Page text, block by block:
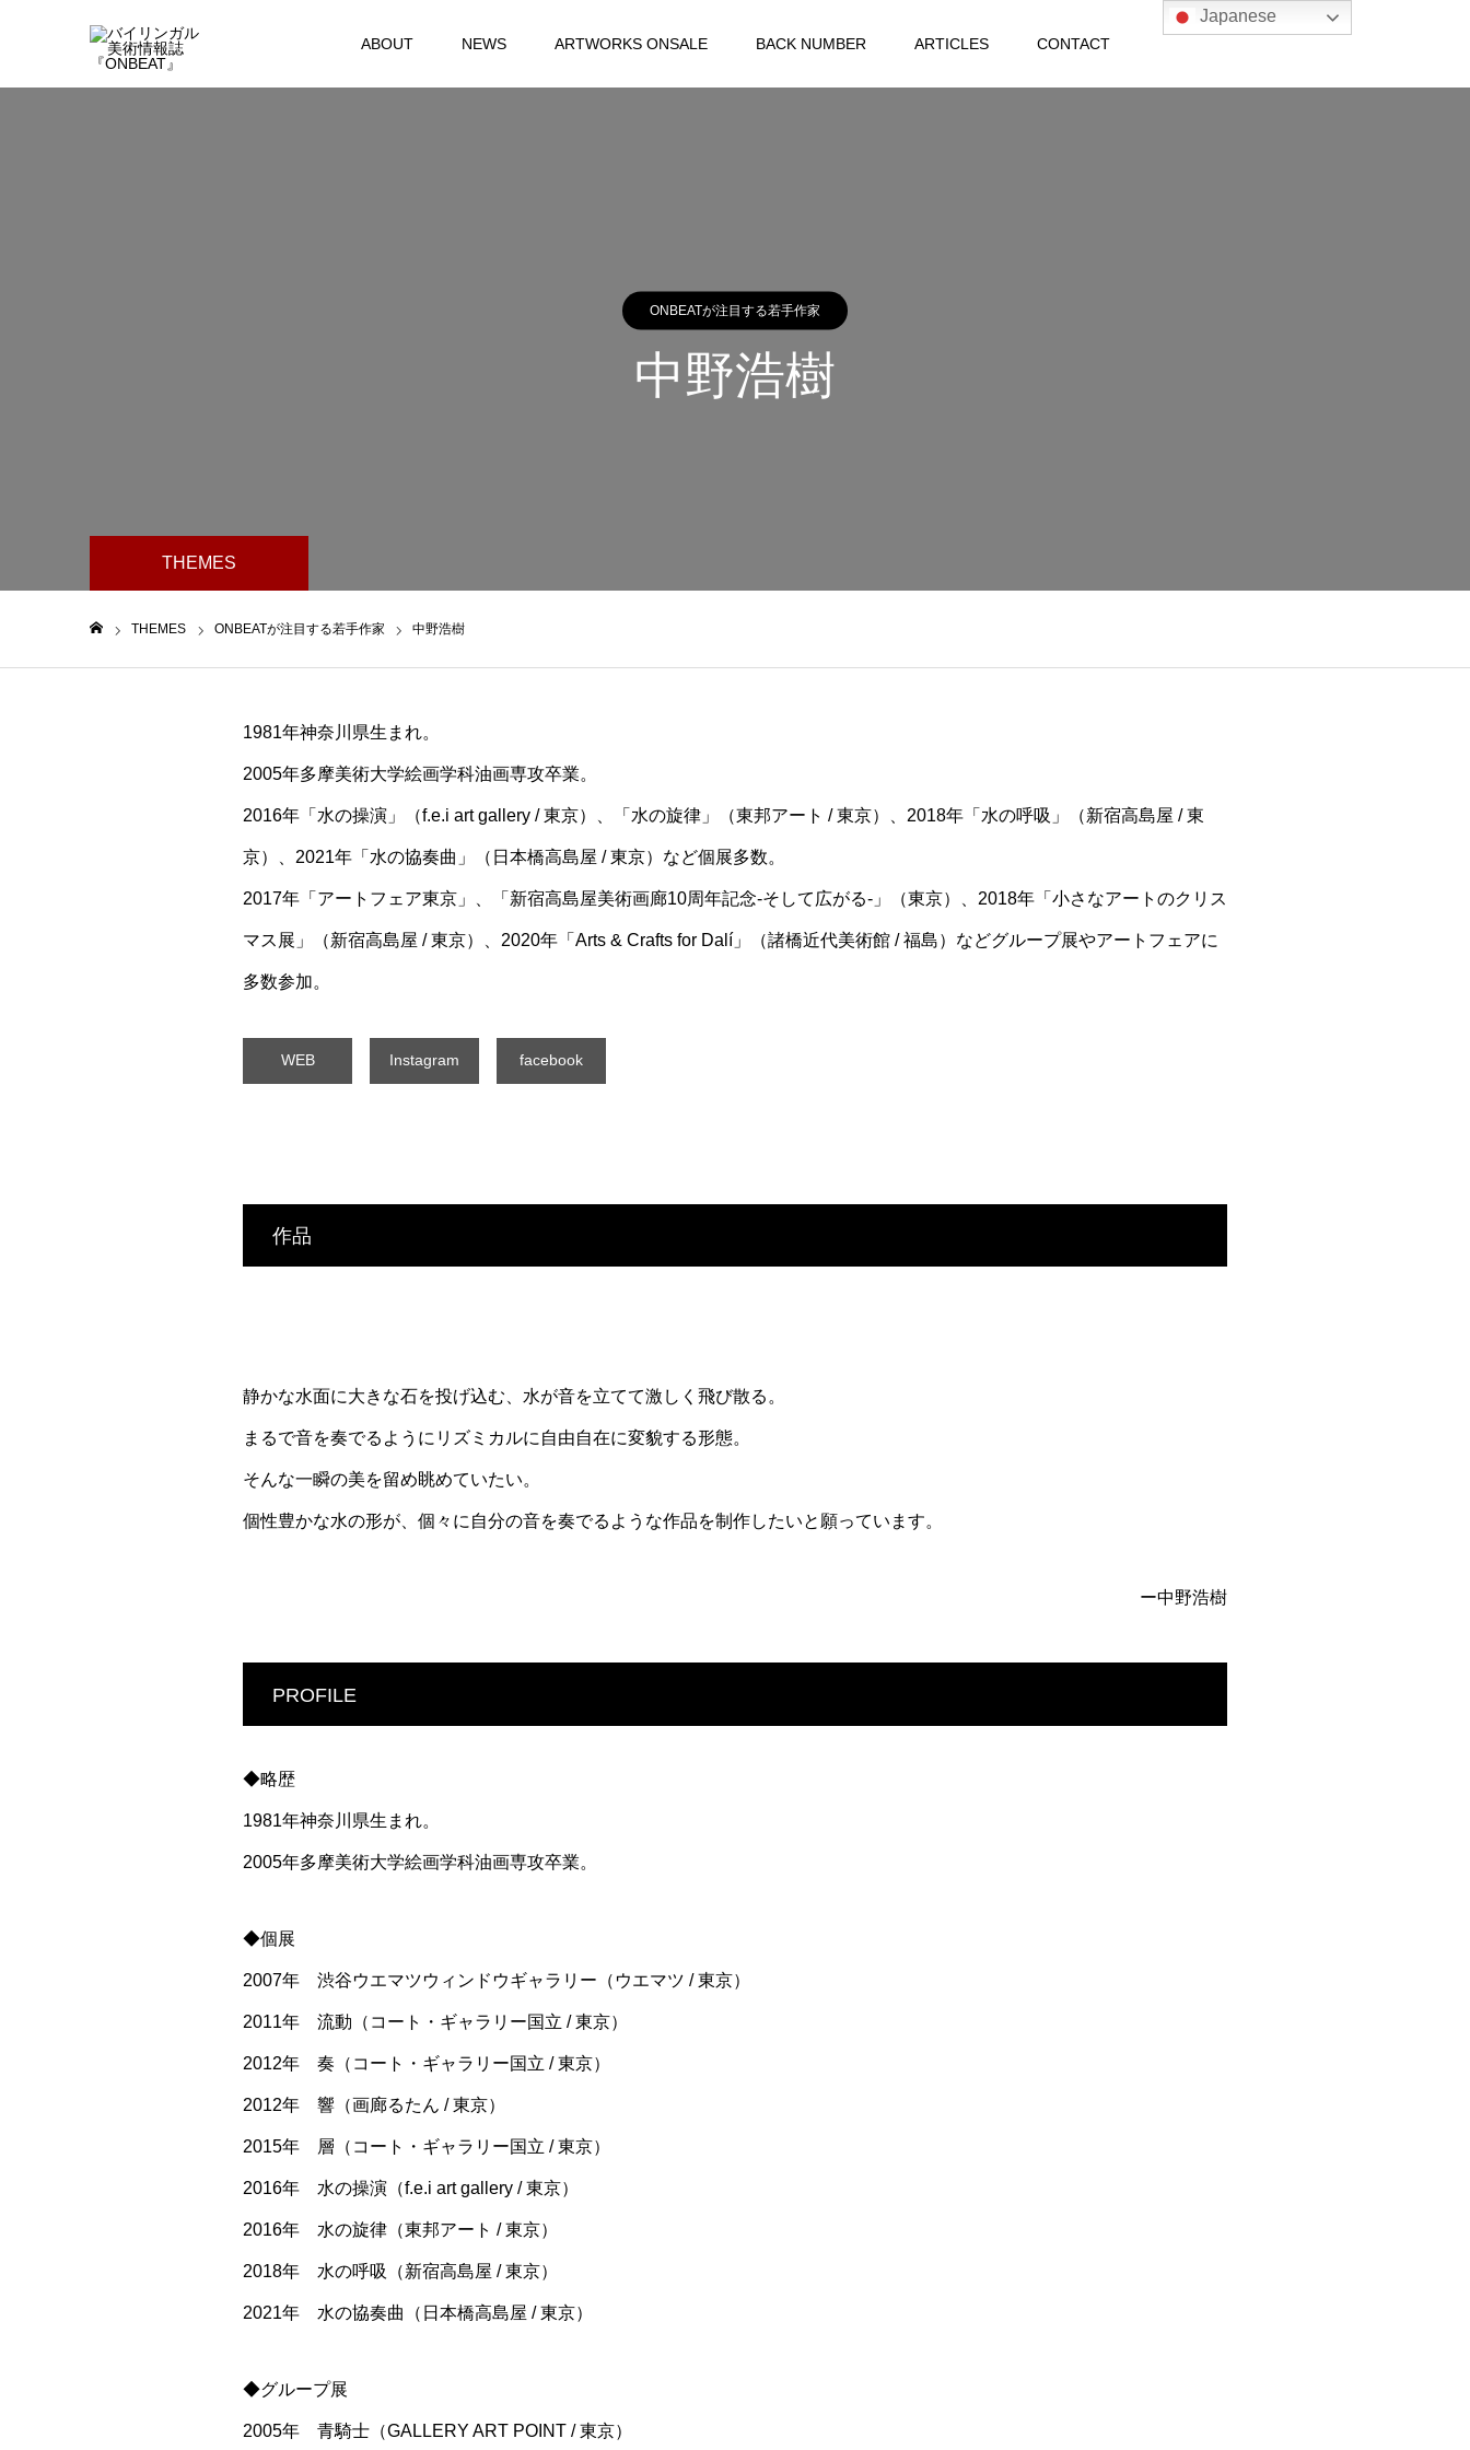
ABOUT NEWS ARTWORKS ONSALE BACK NUMBER ARTICLES CONTACT
ONBEATが注目する若手作家
中野浩樹
THEMES
THEMES ONBEATが注目する若手作家 中野浩樹
1981年神奈川県生まれ。
2005年多摩美術大学絵画学科油画専攻卒業。
2016年「水の操演」（f.e.i art gallery / 東京）、「水の旋律」（東邦アート / 東京）、2018年「水の呼吸」（新宿高島屋 / 東
京）、2021年「水の協奏曲」（日本橋高島屋 / 東京）など個展多数。
2017年「アートフェア東京」、「新宿高島屋美術画廊10周年記念-そして広がる-」（東京）、2018年「小さなアートのクリス
マス展」（新宿高島屋 / 東京）、2020年「Arts & Crafts for Dalí」（諸橋近代美術館 / 福島）などグループ展やアートフェアに
多数参加。
WEB Instagram facebook
作品
静かな水面に大きな石を投げ込む、水が音を立てて激しく飛び散る。
まるで音を奏でるようにリズミカルに自由自在に変貌する形態。
そんな一瞬の美を留め眺めていたい。
個性豊かな水の形が、個々に自分の音を奏でるような作品を制作したいと願っています。
ー中野浩樹
PROFILE
◆略歴
1981年神奈川県生まれ。
2005年多摩美術大学絵画学科油画専攻卒業。
◆個展
2007年 渋谷ウエマツウィンドウギャラリー（ウエマツ / 東京）
2011年 流動（コート・ギャラリー国立 / 東京）
2012年 奏（コート・ギャラリー国立 / 東京）
2012年 響（画廊るたん / 東京）
2015年 層（コート・ギャラリー国立 / 東京）
2016年 水の操演（f.e.i art gallery / 東京）
2016年 水の旋律（東邦アート / 東京）
2018年 水の呼吸（新宿高島屋 / 東京）
2021年 水の協奏曲（日本橋高島屋 / 東京）
◆グループ展
2005年 青騎士（GALLERY ART POINT / 東京）
Japanese